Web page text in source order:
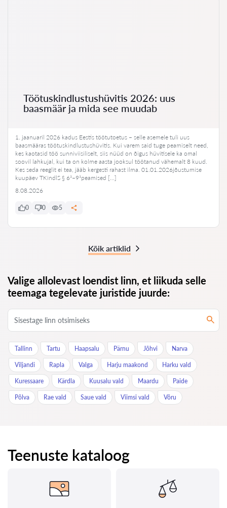
Töötuskindlustushüvitis 2026: uus
baasmäär ja mida see muudab
1. jaanuaril 2026 kadus Eestis töötutoetus – selle asemele tuli uus
baasmääras töötuskindlustushüvitis. Kui varem said tuge peamiselt need,
kes kaotasid töö sunniviisiliselt, siis nüüd on õigus hüvitisele ka omal
soovil lahkujal, kui ta on kolme aasta jooksul töötanud vähemalt 8 kuud.
Kes seda reeglit ei tea, jääb kergesti rahast ilma. 01.01.2026jõustumise
kuupäev TKindlS § 6¹–9¹peamised […]
8.08.2026
0 0 5
Kõik artiklid
Valige allolevast loendist linn, et liikuda selle
teemaga tegelevate juristide juurde:
Tallinn Tartu Haapsalu Pärnu Jõhvi Narva
Viljandi Rapla Valga Harju maakond Harku vald
Kuressaare Kärdla Kuusalu vald Maardu Paide
Põlva Rae vald Saue vald Viimsi vald Võru
Teenuste kataloog